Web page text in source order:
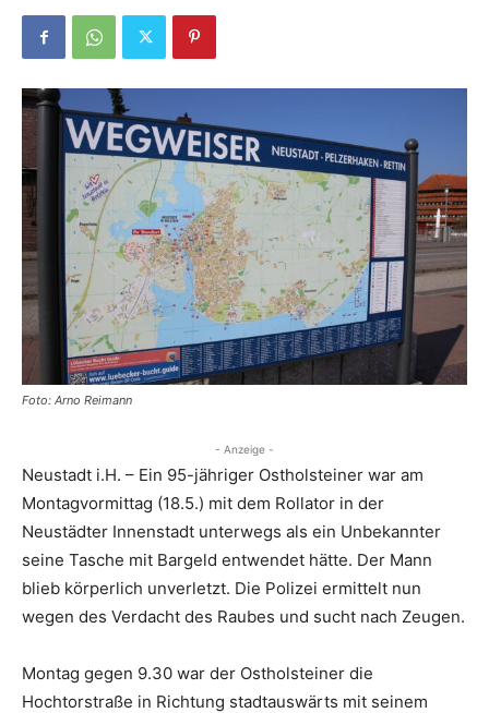
Foto: Arno Reimann
- Anzeige -
Neustadt i.H. – Ein 95-jähriger Ostholsteiner war am
Montagvormittag (18.5.) mit dem Rollator in der
Neustädter Innenstadt unterwegs als ein Unbekannter
seine Tasche mit Bargeld entwendet hätte. Der Mann
blieb körperlich unverletzt. Die Polizei ermittelt nun
wegen des Verdacht des Raubes und sucht nach Zeugen.
Montag gegen 9.30 war der Ostholsteiner die
Hochtorstraße in Richtung stadtauswärts mit seinem